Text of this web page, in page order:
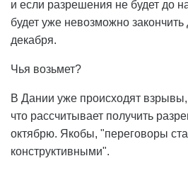
и если разрешения не будет до
будет уже невозможно закончить
декабря.
Чья возьмет?
В Дании уже происходят взрывы,
что рассчитывает получить
октябрю. Якобы, "переговоры
конструктивными".